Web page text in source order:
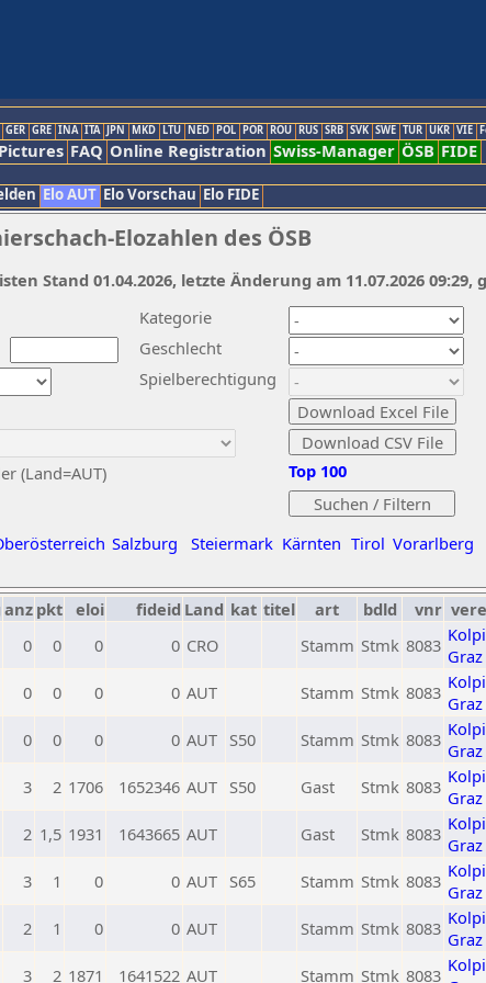
GER GRE INA ITA JPN MKD LTU NED POL POR ROU RUS SRB SVK SWE TUR UKR VIE
Pictures FAQ Online Registration Swiss-Manager ÖSB FIDE
Elo AUT Elo Vorschau Elo FIDE
Elozahlen des ÖSB
Kategorie
Geschlecht
(Land=AUT)
Spielberechtigung
Salzburg Steiermark Kärnten Tirol Vorarlberg
Top 100
Stand 01.04.2026, letzte Änderung am 11.07.2026
anz pkt eloi fideid Land kat titel art bdld vnr
0 0 0 0 CRO Stamm Stmk 8083 Graz
0 0 0 0 AUT Stamm Stmk 8083 Graz
0 0 0 0 AUT S50 Stamm Stmk 8083 Graz
3 2 1706 1652346 AUT S50 Gast Stmk 8083 Graz
2 1,5 1931 1643665 AUT Gast Stmk 8083 Graz
3 1 0 0 AUT S65 Stamm Stmk 8083 Graz
2 1 0 0 AUT Stamm Stmk 8083 Graz
3 2 1871 1641522 AUT Stamm Stmk 8083